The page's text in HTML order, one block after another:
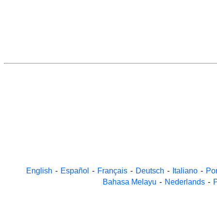
English - Español - Français - Deutsch - Italiano -
Bahasa Melayu - Nederlands -